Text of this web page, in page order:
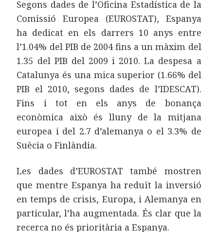
Segons dades de l’Oficina Estadística de la
Comissió Europea (EUROSTAT), Espanya
ha dedicat en els darrers 10 anys entre
l’1.04% del PIB de 2004 fins a un màxim del
1.35 del PIB del 2009 i 2010. La despesa a
Catalunya és una mica superior (1.66% del
PIB el 2010, segons dades de l’IDESCAT).
Fins i tot en els anys de bonança
econòmica això és lluny de la mitjana
europea i del 2.7 d’alemanya o el 3.3% de
Suècia o Finlàndia.
Les dades d’EUROSTAT també mostren
que mentre Espanya ha reduït la inversió
en temps de crisis, Europa, i Alemanya en
particular, l’ha augmentada. És clar que la
recerca no és prioritària a Espanya.